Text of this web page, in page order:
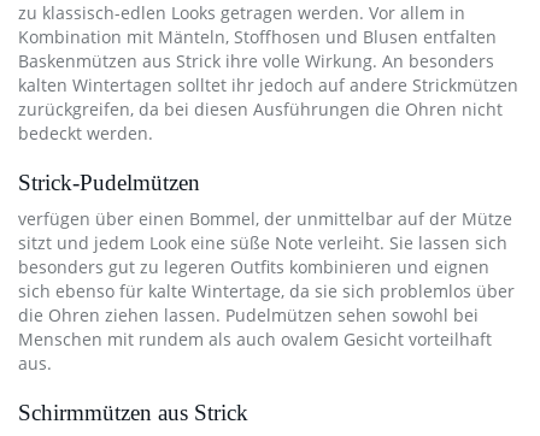
zu klassisch-edlen Looks getragen werden. Vor allem in
Kombination mit Mänteln, Stoffhosen und Blusen entfalten
Baskenmützen aus Strick ihre volle Wirkung. An besonders
kalten Wintertagen solltet ihr jedoch auf andere Strickmützen
zurückgreifen, da bei diesen Ausführungen die Ohren nicht
bedeckt werden.
Strick-Pudelmützen
verfügen über einen Bommel, der unmittelbar auf der Mütze
sitzt und jedem Look eine süße Note verleiht. Sie lassen sich
besonders gut zu legeren Outfits kombinieren und eignen
sich ebenso für kalte Wintertage, da sie sich problemlos über
die Ohren ziehen lassen. Pudelmützen sehen sowohl bei
Menschen mit rundem als auch ovalem Gesicht vorteilhaft
aus.
Schirmmützen aus Strick